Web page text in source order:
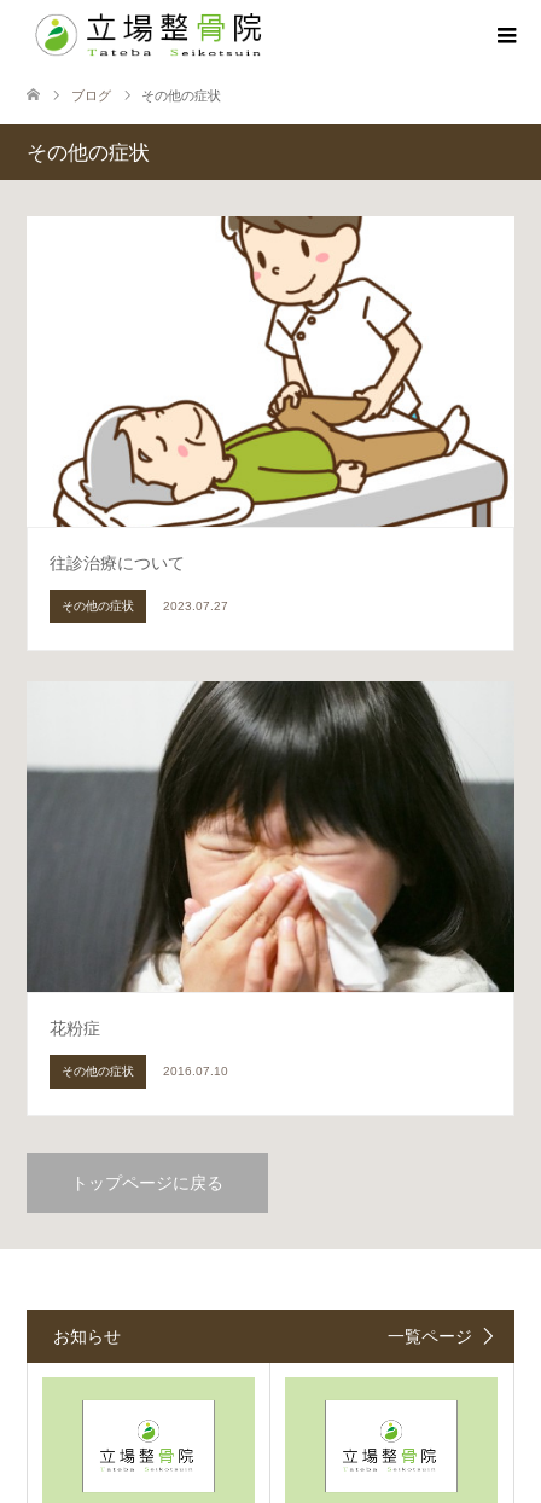
ブログ その他の症状
その他の症状
往診治療について
その他の症状 2023.07.27
花粉症
その他の症状 2016.07.10
トップページに戻る
お知らせ 一覧ページ